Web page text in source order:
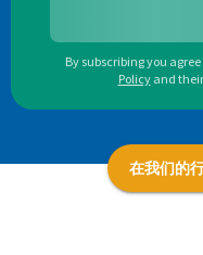
By subscribing you agree
Policy and their
在我们的